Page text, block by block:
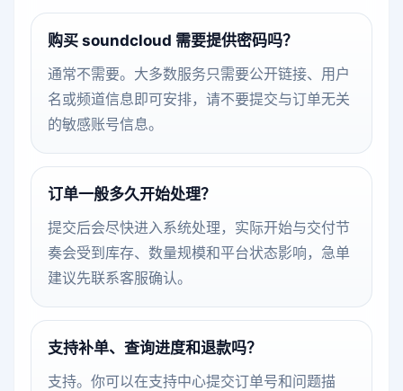
购买 soundcloud 需要提供密码吗？
通常不需要。大多数服务只需要公开链接、用户
名或频道信息即可安排，请不要提交与订单无关
的敏感账号信息。
订单一般多久开始处理？
提交后会尽快进入系统处理，实际开始与交付节
奏会受到库存、数量规模和平台状态影响，急单
建议先联系客服确认。
支持补单、查询进度和退款吗？
支持。你可以在支持中心提交订单号和问题描